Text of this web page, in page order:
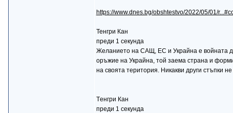
https://www.dnes.bg/obshtestvo/2022/05/01/
Тенгри Кан
преди 1 секунда
Желанието на САЩ, ЕС и Украйна е войната да
оръжие на Украйна, той заема страна и
на своята територия. Никакви други стъпки
Tенгри Кан
преди 1 секунда